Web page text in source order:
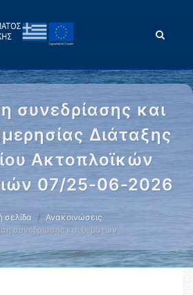
συνεδρίασης και
Διάταξης
Ακτοπλοϊκών
07/25-06-2026
σελίδα
Ανακοινώσεις
συνεδρίασης και θεμάτων …